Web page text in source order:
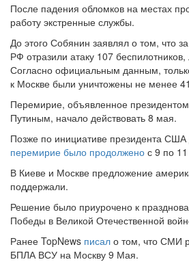
После падения обломков на местах
работу экстренные службы.
До этого Собянин заявлял о том, что
РФ отразили атаку 107
Согласно официальным данным,
к Москве были уничтожены не менее
Перемирие, объявленное
Путиным, начало действовать 8 мая.
Позже по инициативе президента
перемирие было продолжено с 9 по
В Киеве и Москве предложение
поддержали.
Решение было приурочено к
Победы в Великой Отечественной
Ранее TopNews писал о том, что СМИ
БПЛА ВСУ на Москву 9 Мая.